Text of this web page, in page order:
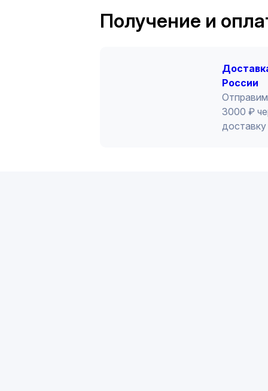
Получение и
России
3000 ₽